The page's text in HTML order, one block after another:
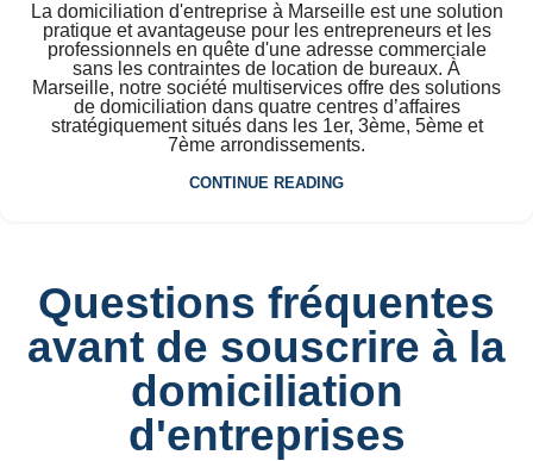
La domiciliation d'entreprise à Marseille est une solution
pratique et avantageuse pour les entrepreneurs et les
professionnels en quête d'une adresse commerciale
sans les contraintes de location de bureaux. À
Marseille, notre société multiservices offre des solutions
de domiciliation dans quatre centres d’affaires
stratégiquement situés dans les 1er, 3ème, 5ème et
7ème arrondissements.
CONTINUE READING
Questions fréquentes
avant de souscrire à la
domiciliation
d'entreprises​